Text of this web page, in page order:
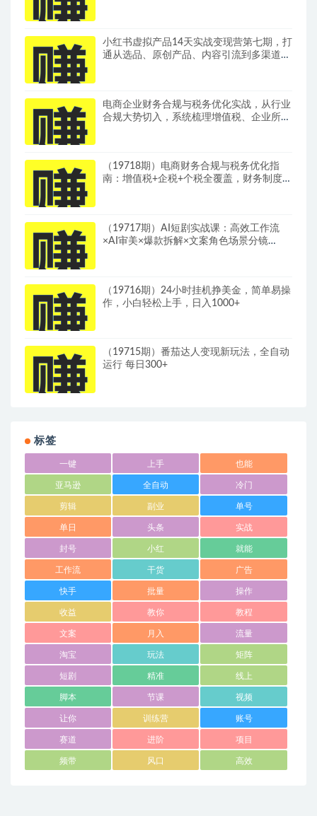
小红书虚拟产品14天实战变现营第七期，打
通从选品、原创产品、内容引流到多渠道成
电商企业财务合规与税务优化实战，从行业
合规大势切入，系统梳理增值税、企业所得
（19718期）电商财务合规与税务优化指
南：增值税+企税+个税全覆盖，财务制度搭
（19717期）AI短剧实战课：高效工作流
×AI审美×爆款拆解×文案角色场景分镜
（19716期）24小时挂机挣美金，简单易操
作，小白轻松上手，日入1000+
（19715期）番茄达人变现新玩法，全自动
运行 每日300+
标签
一键 上手 也能
亚马逊 全自动 冷门
剪辑 副业 单号
单日 头条 实战
封号 小红 就能
工作流 干货 广告
快手 批量 操作
收益 教你 教程
文案 月入 流量
淘宝 玩法 矩阵
短剧 精准 线上
脚本 节课 视频
让你 训练营 账号
赛道 进阶 项目
频带 风口 高效